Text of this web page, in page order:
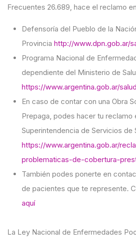
Frecuentes 26.689, hace el reclamo
Defensoría del Pueblo de la
Provincia http://www.dpn.gob.ar/
Programa Nacional de
dependiente del Ministerio de
https://www.argentina.gob.ar/
En caso de contar con una Obra
Prepaga, podes hacer tu reclamo
Superintendencia de Servicios de
https://www.argentina.gob.ar/
problematicas-de-cobertura-
También podes ponerte en
de pacientes que te represente.
aquí
La Ley Nacional de Enfermedades